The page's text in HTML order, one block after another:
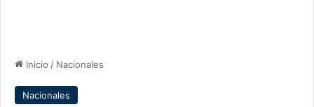
Inicio / Nacionales
Nacionales